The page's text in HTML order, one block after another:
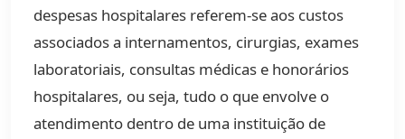
despesas hospitalares referem-se aos custos
associados a internamentos, cirurgias, exames
laboratoriais, consultas médicas e honorários
hospitalares, ou seja, tudo o que envolve o
atendimento dentro de uma instituição de